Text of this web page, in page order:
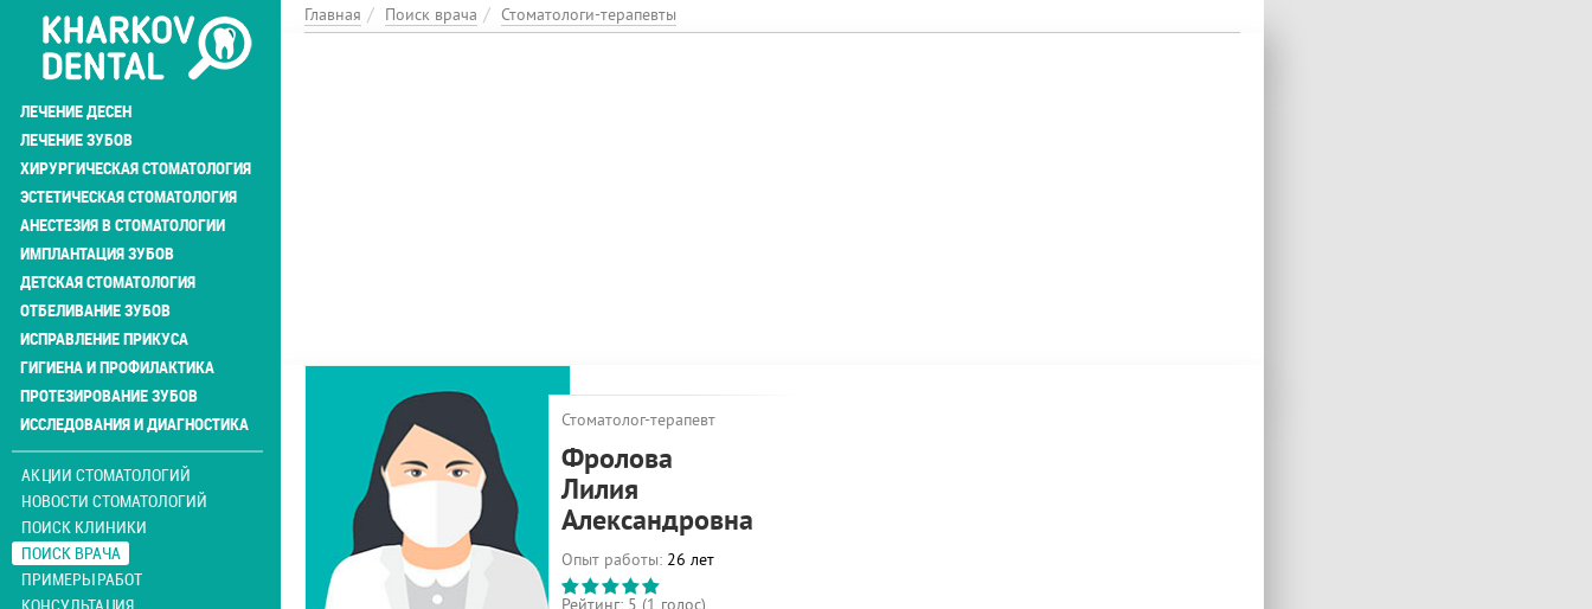
Перейти
основному
содержанию
ЛЕЧЕНИЕ ДЕСЕН
ЛЕЧЕНИЕ ЗУБОВ
ХИРУРГИЧЕСКАЯ СТОМАТОЛОГИЯ
ЭСТЕТИЧЕСКАЯ СТОМАТОЛОГИЯ
АНЕСТЕЗИЯ В СТОМАТОЛОГИИ
ИМПЛАНТАЦИЯ ЗУБОВ
ДЕТСКАЯ СТОМАТОЛОГИЯ
ОТБЕЛИВАНИЕ ЗУБОВ
ИСПРАВЛЕНИЕ ПРИКУСА
ГИГИЕНА И ПРОФИЛАКТИКА
ПРОТЕЗИРОВАНИЕ ЗУБОВ
ИССЛЕДОВАНИЯ И ДИАГНОСТИКА
АКЦИИ СТОМАТОЛОГИЙ
НОВОСТИ СТОМАТОЛОГИЙ
ПОИСК КЛИНИКИ
ПОИСК ВРАЧА
ПРИМЕРЫ РАБОТ
Главная Поиск врача Стоматологи-терапевты
Стоматолог-терапевт
Фролова
Лилия
Александровна
Опыт работы: 26 лет
Рейтинг: 5 (1 голос)